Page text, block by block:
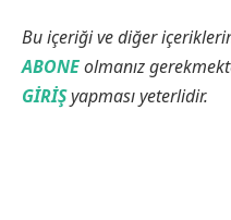
Bu içeriği ve diğer
ABONEolmanız
GİRİŞyapması yeterlidir.